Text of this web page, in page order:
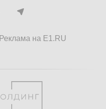
Реклама на E1.RU